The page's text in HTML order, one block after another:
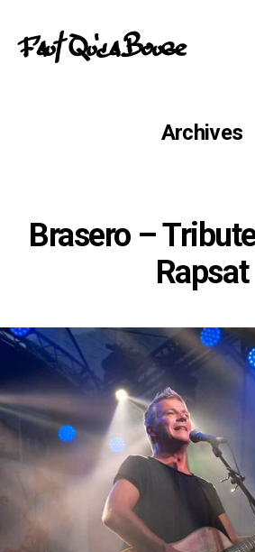
Faut Qu'ca Bouge
Archives
Brasero –
Rapsat